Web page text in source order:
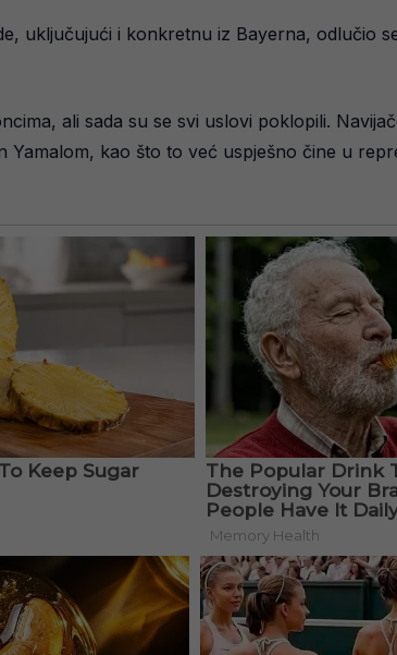
uključujući i konkretnu iz Bayerna, odlučio
ali sada su se svi uslovi poklopili.
kao što to već uspješno čine u